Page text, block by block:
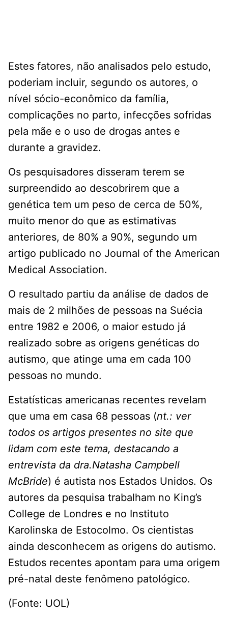
Estes fatores, não analisados pelo estudo,
poderiam incluir, segundo os autores, o
nível sócio-econômico da família,
complicações no parto, infecções sofridas
pela mãe e o uso de drogas antes e
durante a gravidez.
Os pesquisadores disseram terem se
surpreendido ao descobrirem que a
genética tem um peso de cerca de 50%,
muito menor do que as estimativas
anteriores, de 80% a 90%, segundo um
artigo publicado no Journal of the American
Medical Association.
O resultado partiu da análise de dados de
mais de 2 milhões de pessoas na Suécia
entre 1982 e 2006, o maior estudo já
realizado sobre as origens genéticas do
autismo, que atinge uma em cada 100
pessoas no mundo.
Estatísticas americanas recentes revelam
que uma em casa 68 pessoas (nt.: ver
todos os artigos presentes no site que
lidam com este tema, destacando a
entrevista da dra.Natasha Campbell
McBride) é autista nos Estados Unidos. Os
autores da pesquisa trabalham no King’s
College de Londres e no Instituto
Karolinska de Estocolmo. Os cientistas
ainda desconhecem as origens do autismo.
Estudos recentes apontam para uma origem
pré-natal deste fenômeno patológico.
(Fonte: UOL)